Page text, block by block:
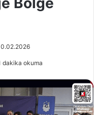
dakika okuma